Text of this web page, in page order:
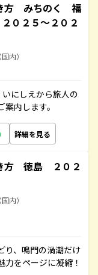
方 みちのく 福
０２５～２０２
内）
いにしえから旅人の
内します。
詳細を見る
方 徳島 ２０２
内）
り、鳴門の渦潮だけ
をページに凝縮！